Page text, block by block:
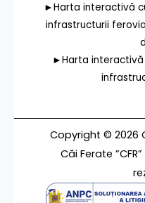
►Harta interactivă
infrastructurii
►Harta
Copyright © 2026
Căi Ferate